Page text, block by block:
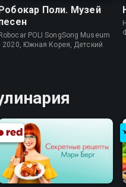
Поли. Музей
Robocar POLI SongSong Museum
2020, Южная Корея, Детский